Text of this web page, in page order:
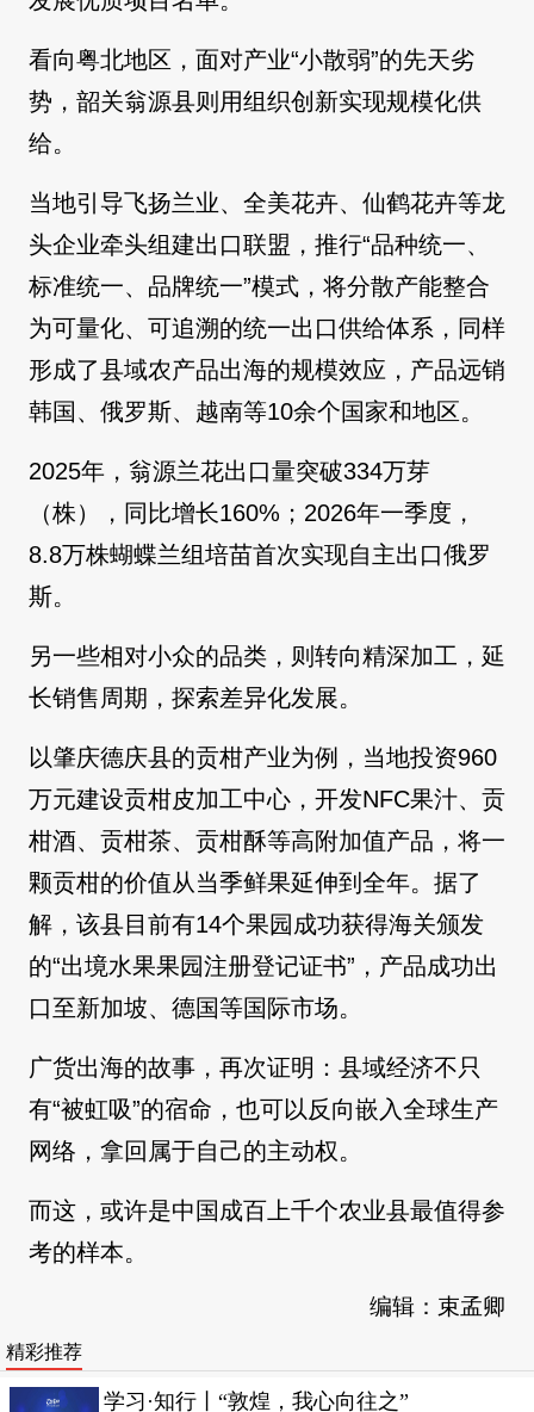
看向粤北地区，面对产业“小散弱”的先天劣
势，韶关翁源县则用组织创新实现规模化供
给。
当地引导飞扬兰业、全美花卉、仙鹤花卉等龙
头企业牵头组建出口联盟，推行“品种统一、
标准统一、品牌统一”模式，将分散产能整合
为可量化、可追溯的统一出口供给体系，同样
形成了县域农产品出海的规模效应，产品远销
韩国、俄罗斯、越南等10余个国家和地区。
2025年，翁源兰花出口量突破334万芽
（株），同比增长160%；2026年一季度，
8.8万株蝴蝶兰组培苗首次实现自主出口俄罗
斯。
另一些相对小众的品类，则转向精深加工，延
长销售周期，探索差异化发展。
以肇庆德庆县的贡柑产业为例，当地投资960
万元建设贡柑皮加工中心，开发NFC果汁、贡
柑酒、贡柑茶、贡柑酥等高附加值产品，将一
颗贡柑的价值从当季鲜果延伸到全年。据了
解，该县目前有14个果园成功获得海关颁发
的“出境水果果园注册登记证书”，产品成功出
口至新加坡、德国等国际市场。
广货出海的故事，再次证明：县域经济不只
有“被虹吸”的宿命，也可以反向嵌入全球生产
网络，拿回属于自己的主动权。
而这，或许是中国成百上千个农业县最值得参
考的样本。
编辑：束孟卿
精彩推荐